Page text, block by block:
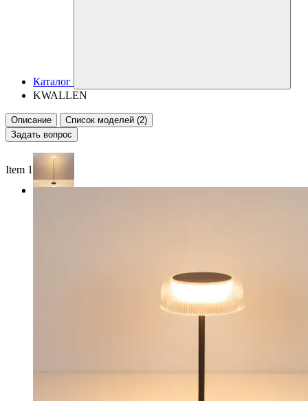
Каталог
KWALLEN
Описание
Список моделей (2)
Задать вопрос
Item 1 of 2